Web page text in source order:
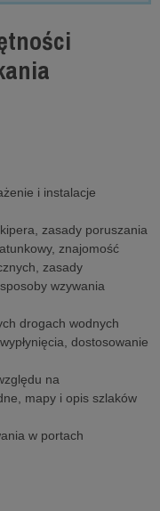
i instalacje
zasady poruszania
znajomość
zasady
wzywania
drogach wodnych
dostosowanie
na
mapy i opis szlaków
w portach